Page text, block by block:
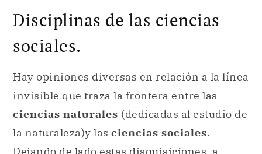
invisible que traza la frontera entre las
ciencias naturales
Dejando de lado estas disquisiciones, a
continuación se presenta la enumeración
tradicional de las principales disciplinas que
componen las ciencias sociales: